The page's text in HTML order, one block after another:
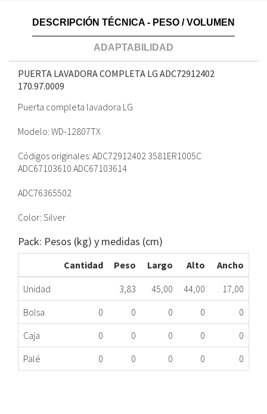
DESCRIPCIÓN TÉCNICA - PESO / VOLUMEN
ADAPTABILIDAD
PUERTA LAVADORA COMPLETA LG ADC72912402
170.97.0009
Puerta completa lavadora LG
Modelo: WD-12807TX
Códigos originales: ADC72912402 3581ER1005C
ADC67103610 ADC67103614
ADC76365502
Color: Silver
Pack: Pesos (kg) y medidas (cm)
Cantidad Peso Largo Alto
Ancho
Unidad
3,83 45,00 44,00
17,00
Bolsa
0 0 0 0
0
Caja
0 0 0 0
0
Palé
0 0 0 0 0